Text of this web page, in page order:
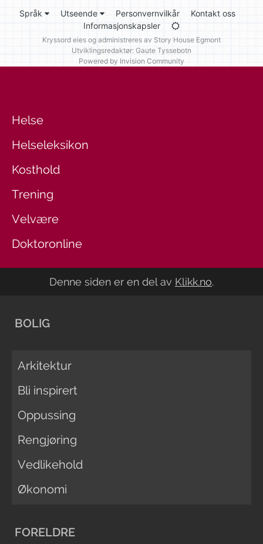
Språk Utseende Personvernvilkår
Kontakt oss
Informasjonskapsler
Kryssord eies og administreres av Story House Egmont
Utviklingsredaktør: Gaute Tyssebotn
Powered by Invision Community
Helse
Helseleksikon
Kosthold
Trening
Velvære
Doktoronline
Denne siden er en del av Klikk.no.
BOLIG
Arkitektur
Bli inspirert
Oppussing
Rengjøring
Vedlikehold
Økonomi
FORELDRE